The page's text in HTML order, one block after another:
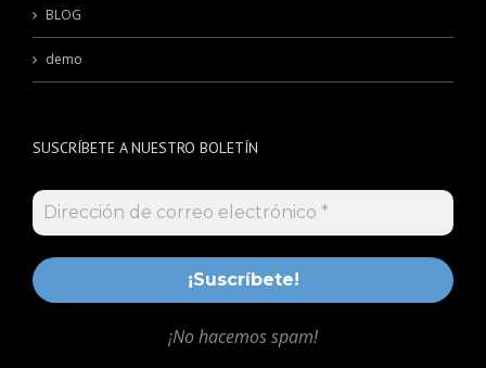
BLOG
demo
SUSCRÍBETE A NUESTRO BOLETÍN
¡No hacemos spam!